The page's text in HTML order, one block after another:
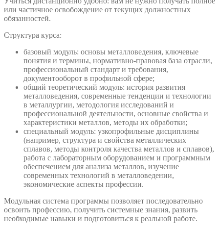
или частичное освобождение от текущих должностных
обязанностей.
Структура курса:
базовый модуль: основы металловедения, ключевые
понятия и термины, нормативно-правовая база отрасли,
профессиональный стандарт и требования,
документооборот в профильной сфере;
общий теоретический модуль: история развития
металловедения, современные тенденции и технологии
в металлургии, методология исследований и
профессиональной деятельности, основные свойства и
характеристики металлов, методы их обработки;
специальный модуль: узкопрофильные дисциплины
(например, структура и свойства металлических
сплавов, методы контроля качества металлов и сплавов),
работа с лабораторным оборудованием и программным
обеспечением для анализа металлов, изучение
современных технологий в металловедении,
экономические аспекты профессии.
Модульная система программы позволяет последовательно
освоить профессию, получить системные знания, развить
необходимые навыки и подготовиться к реальной работе.